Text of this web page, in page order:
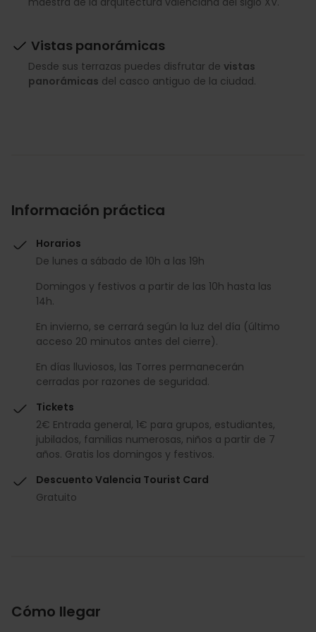
Vistas panorámicas
Desde sus terrazas puedes disfrutar de vistas
panorámicas del casco antiguo de la ciudad.
Información práctica
Horarios
De lunes a sábado de 10h a las 19h
Domingos y festivos a partir de las 10h hasta las
14h.
En invierno, se cerrará según la luz del día (último
acceso 20 minutos antes del cierre).
En días lluviosos, las Torres permanecerán
cerradas por razones de seguridad.
Tickets
2€ Entrada general, 1€ para grupos, estudiantes,
jubilados, familias numerosas, niños a partir de 7
años. Gratis los domingos y festivos.
Descuento Valencia Tourist Card
Gratuito
Cómo llegar